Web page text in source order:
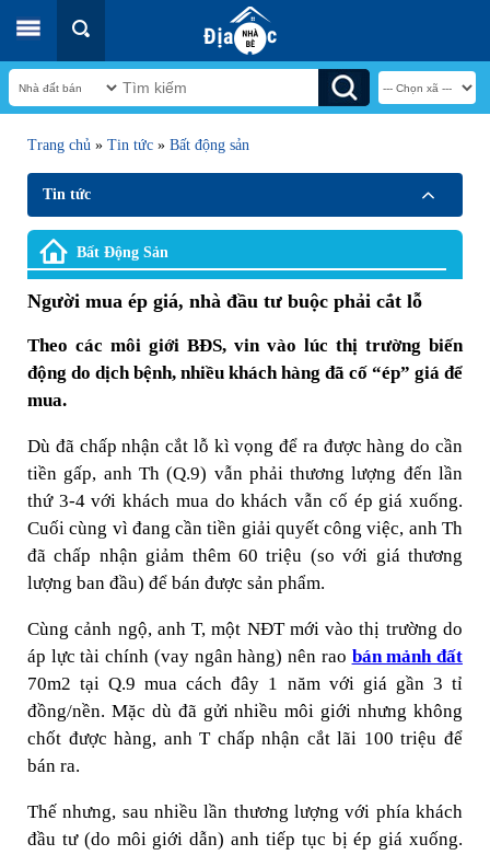
Trang chủ » Tin tức » Bất động sản
Tin tức
Bất Động Sản
Người mua ép giá, nhà đầu tư buộc phải cắt lỗ
Theo các môi giới BĐS, vin vào lúc thị trường biến
động do dịch bệnh, nhiều khách hàng đã cố “ép” giá để
mua.
Dù đã chấp nhận cắt lỗ kì vọng để ra được hàng do cần
tiền gấp, anh Th (Q.9) vẫn phải thương lượng đến lần
thứ 3-4 với khách mua do khách vẫn cố ép giá xuống.
Cuối cùng vì đang cần tiền giải quyết công việc, anh Th
đã chấp nhận giảm thêm 60 triệu (so với giá thương
lượng ban đầu) để bán được sản phẩm.
Cùng cảnh ngộ, anh T, một NĐT mới vào thị trường do
áp lực tài chính (vay ngân hàng) nên rao bán mảnh đất
70m2 tại Q.9 mua cách đây 1 năm với giá gần 3 tỉ
đồng/nền. Mặc dù đã gửi nhiều môi giới nhưng không
chốt được hàng, anh T chấp nhận cắt lãi 100 triệu để
bán ra.
Thế nhưng, sau nhiều lần thương lượng với phía khách
đầu tư (do môi giới dẫn) anh tiếp tục bị ép giá xuống.